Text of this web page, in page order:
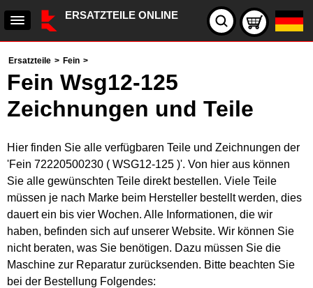
ERSATZTEILE ONLINE
Ersatzteile > Fein >
Fein Wsg12-125
Zeichnungen und Teile
Hier finden Sie alle verfügbaren Teile und Zeichnungen der
'Fein 72220500230 ( WSG12-125 )'. Von hier aus können
Sie alle gewünschten Teile direkt bestellen. Viele Teile
müssen je nach Marke beim Hersteller bestellt werden, dies
dauert ein bis vier Wochen. Alle Informationen, die wir
haben, befinden sich auf unserer Website. Wir können Sie
nicht beraten, was Sie benötigen. Dazu müssen Sie die
Maschine zur Reparatur zurücksenden. Bitte beachten Sie
bei der Bestellung Folgendes: